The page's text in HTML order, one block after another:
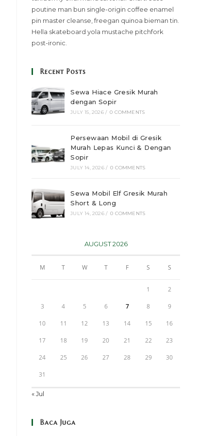
poutine man bun single-origin coffee enamel
pin master cleanse, freegan quinoa bieman tin.
Hella skateboard yola mustache pitchfork
post-ironic.
Recent Posts
Sewa Hiace Gresik Murah
dengan Sopir
JULY 15, 2026 / 0 COMMENTS
Persewaan Mobil di Gresik
Murah Lepas Kunci & Dengan
Sopir
JULY 14, 2026 / 0 COMMENTS
Sewa Mobil Elf Gresik Murah
Short & Long
JULY 14, 2026 / 0 COMMENTS
AUGUST 2026
M T W T F S S
1 2
3 4 5 6 7 8 9
10 11 12 13 14 15 16
17 18 19 20 21 22 23
24 25 26 27 28 29 30
31
« Jul
Baca Juga